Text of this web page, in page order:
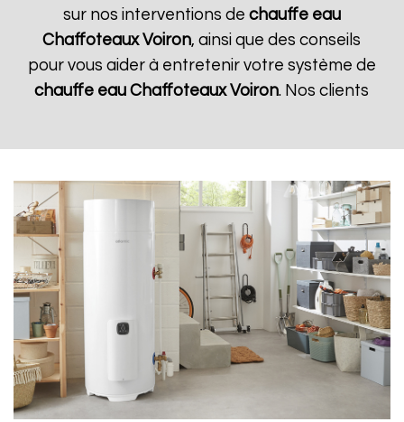
sur nos interventions de chauffe eau
Chaffoteaux Voiron, ainsi que des conseils
pour vous aider à entretenir votre système de
chauffe eau Chaffoteaux Voiron. Nos clients